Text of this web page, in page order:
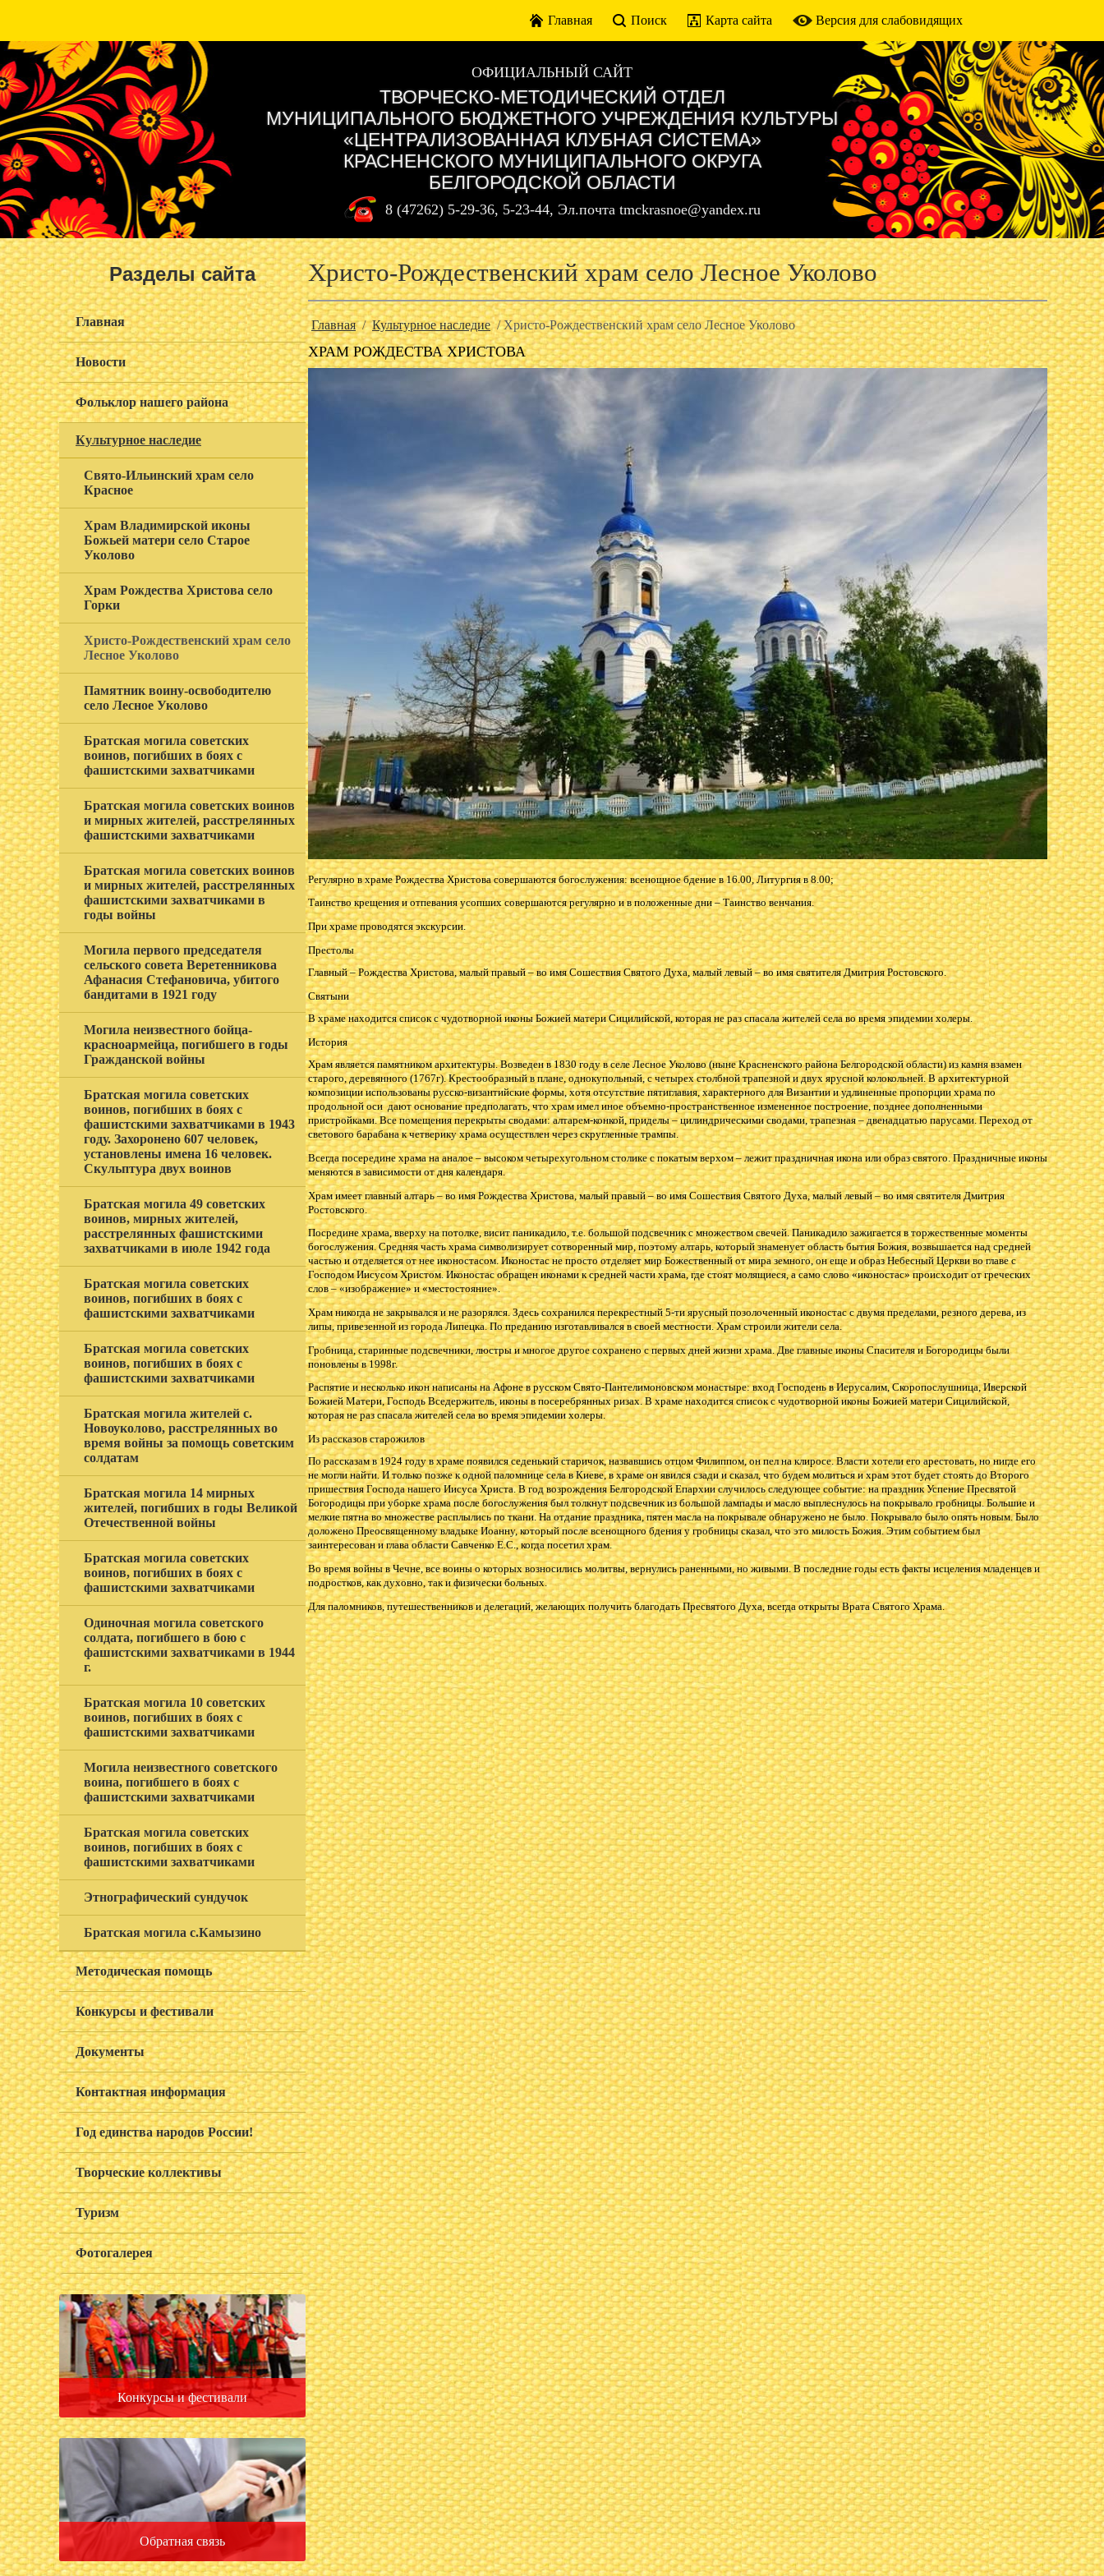
Главная Поиск Карта сайта Версия для слабовидящих
ОФИЦИАЛЬНЫЙ САЙТ
ТВОРЧЕСКО-МЕТОДИЧЕСКИЙ ОТДЕЛ
МУНИЦИПАЛЬНОГО БЮДЖЕТНОГО УЧРЕЖДЕНИЯ КУЛЬТУРЫ
«ЦЕНТРАЛИЗОВАННАЯ КЛУБНАЯ СИСТЕМА»
КРАСНЕНСКОГО МУНИЦИПАЛЬНОГО ОКРУГА
БЕЛГОРОДСКОЙ ОБЛАСТИ
8 (47262) 5-29-36, 5-23-44, Эл.почта tmckrasnoe@yandex.ru
Разделы сайта
Главная
Новости
Фольклор нашего района
Культурное наследие
Свято-Ильинский храм село
Красное
Храм Владимирской иконы
Божьей матери село Старое
Уколово
Храм Рождества Христова село
Горки
Христо-Рождественский храм село
Лесное Уколово
Памятник воину-освободителю
село Лесное Уколово
Братская могила советских
воинов, погибших в боях с
фашистскими захватчиками
Братская могила советских воинов
и мирных жителей, расстрелянных
фашистскими захватчиками
Братская могила советских воинов
и мирных жителей, расстрелянных
фашистскими захватчиками в
годы войны
Могила первого председателя
сельского совета Веретенникова
Афанасия Стефановича, убитого
бандитами в 1921 году
Могила неизвестного бойца-
красноармейца, погибшего в годы
Гражданской войны
Братская могила советских
воинов, погибших в боях с
фашистскими захватчиками в 1943
году. Захоронено 607 человек,
установлены имена 16 человек.
Скульптура двух воинов
Братская могила 49 советских
воинов, мирных жителей,
расстрелянных фашистскими
захватчиками в июле 1942 года
Братская могила советских
воинов, погибших в боях с
фашистскими захватчиками
Братская могила советских
воинов, погибших в боях с
фашистскими захватчиками
Братская могила жителей с.
Новоуколово, расстрелянных во
время войны за помощь советским
солдатам
Братская могила 14 мирных
жителей, погибших в годы Великой
Отечественной войны
Братская могила советских
воинов, погибших в боях с
фашистскими захватчиками
Одиночная могила советского
солдата, погибшего в бою с
фашистскими захватчиками в 1944
г.
Братская могила 10 советских
воинов, погибших в боях с
фашистскими захватчиками
Могила неизвестного советского
воина, погибшего в боях с
фашистскими захватчиками
Братская могила советских
воинов, погибших в боях с
фашистскими захватчиками
Этнографический сундучок
Братская могила с.Камызино
Методическая помощь
Конкурсы и фестивали
Документы
Контактная информация
Год единства народов России!
Творческие коллективы
Туризм
Фотогалерея
Конкурсы и фестивали
Обратная связь
Христо-Рождественский храм село Лесное Уколово
Главная / Культурное наследие / Христо-Рождественский храм село Лесное Уколово
ХРАМ РОЖДЕСТВА ХРИСТОВА
Регулярно в храме Рождества Христова совершаются богослужения: всенощное бдение в 16.00, Литургия в 8.00;
Таинство крещения и отпевания усопших совершаются регулярно и в положенные дни – Таинство венчания.
При храме проводятся экскурсии.
Престолы
Главный – Рождества Христова, малый правый – во имя Сошествия Святого Духа, малый левый – во имя святителя Дмитрия Ростовского.
Святыни
В храме находится список с чудотворной иконы Божией матери Сицилийской, которая не раз спасала жителей села во время эпидемии холеры.
История
Храм является памятником архитектуры. Возведен в 1830 году в селе Лесное Уколово (ныне Красненского района Белгородской области) из камня взамен
старого, деревянного (1767г). Крестообразный в плане, однокупольный, с четырех столбной трапезной и двух ярусной колокольней. В архитектурной
композиции использованы русско-византийские формы, хотя отсутствие пятиглавия, характерного для Византии и удлиненные пропорции храма по
продольной оси дают основание предполагать, что храм имел иное объемно-пространственное измененное построение, позднее дополненными
пристройками. Все помещения перекрыты сводами: алтарем-конкой, приделы – цилиндрическими сводами, трапезная – двенадцатью парусами. Переход от
светового барабана к четверику храма осуществлен через скругленные трампы.
Всегда посередине храма на аналое – высоком четырехугольном столике с покатым верхом – лежит праздничная икона или образ святого. Праздничные иконы
меняются в зависимости от дня календаря.
Храм имеет главный алтарь – во имя Рождества Христова, малый правый – во имя Сошествия Святого Духа, малый левый – во имя святителя Дмитрия
Ростовского.
Посредине храма, вверху на потолке, висит паникадило, т.е. большой подсвечник с множеством свечей. Паникадило зажигается в торжественные моменты
богослужения. Средняя часть храма символизирует сотворенный мир, поэтому алтарь, который знаменует область бытия Божия, возвышается над средней
частью и отделяется от нее иконостасом. Иконостас не просто отделяет мир Божественный от мира земного, он еще и образ Небесный Церкви во главе с
Господом Иисусом Христом. Иконостас обращен иконами к средней части храма, где стоят молящиеся, а само слово «иконостас» происходит от греческих
слов – «изображение» и «местостояние».
Храм никогда не закрывался и не разорялся. Здесь сохранился перекрестный 5-ти ярусный позолоченный иконостас с двумя пределами, резного дерева, из
липы, привезенной из города Липецка. По преданию изготавливался в своей местности. Храм строили жители села.
Гробница, старинные подсвечники, люстры и многое другое сохранено с первых дней жизни храма. Две главные иконы Спасителя и Богородицы были
поновлены в 1998г.
Распятие и несколько икон написаны на Афоне в русском Свято-Пантелимоновском монастыре: вход Господень в Иерусалим, Скоропослушница, Иверской
Божией Матери, Господь Вседержитель, иконы в посеребрянных ризах. В храме находится список с чудотворной иконы Божией матери Сицилийской,
которая не раз спасала жителей села во время эпидемии холеры.
Из рассказов старожилов
По рассказам в 1924 году в храме появился седенький старичок, назвавшись отцом Филиппом, он пел на клиросе. Власти хотели его арестовать, но нигде его
не могли найти. И только позже к одной паломнице села в Киеве, в храме он явился сзади и сказал, что будем молиться и храм этот будет стоять до Второго
пришествия Господа нашего Иисуса Христа. В год возрождения Белгородской Епархии случилось следующее событие: на праздник Успение Пресвятой
Богородицы при уборке храма после богослужения был толкнут подсвечник из большой лампады и масло выплеснулось на покрывало гробницы. Большие и
мелкие пятна во множестве расплылись по ткани. На отдание праздника, пятен масла на покрывале обнаружено не было. Покрывало было опять новым. Было
доложено Преосвященному владыке Иоанну, который после всенощного бдения у гробницы сказал, что это милость Божия. Этим событием был
заинтересован и глава области Савченко Е.С., когда посетил храм.
Во время войны в Чечне, все воины о которых возносились молитвы, вернулись раненными, но живыми. В последние годы есть факты исцеления младенцев и
подростков, как духовно, так и физически больных.
Для паломников, путешественников и делегаций, желающих получить благодать Пресвятого Духа, всегда открыты Врата Святого Храма.